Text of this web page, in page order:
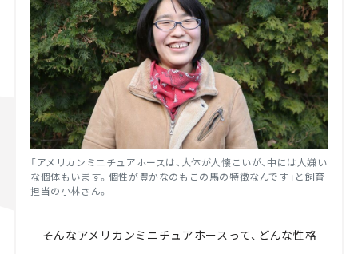
「アメリカンミニチュアホースは、大体が人懐こいが、中には人嫌い
な個体もいます。個性が豊かなのもこの馬の特徴なんです」と飼育
担当の小林さん。
そんなアメリカンミニチュアホースって、どんな性格